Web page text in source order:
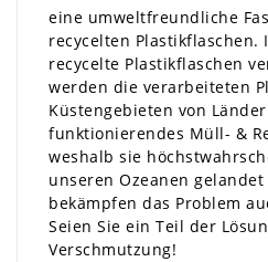
eine umweltfreundliche
recycelten Plastikflaschen.
recycelte Plastikflaschen
werden die verarbeiteten
Küstengebieten von
funktionierendes Müll- &
weshalb sie
unseren Ozeanen
bekämpfen das Problem
Seien Sie ein Teil der
Verschmutzung!